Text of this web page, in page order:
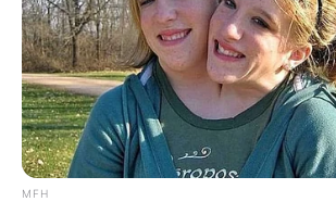
MFH